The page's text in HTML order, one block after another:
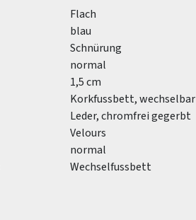
Flach
blau
Schnürung
normal
1,5 cm
Korkfussbett, wechselbar
Leder, chromfrei gegerbt
Velours
normal
Wechselfussbett